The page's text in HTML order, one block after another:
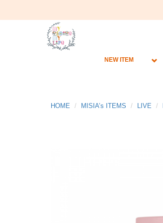
NEW ITEM
HOME MISIA’s ITEMS LIVE